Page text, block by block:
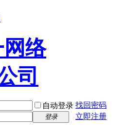
自动登录 找回密码
登录 立即注册